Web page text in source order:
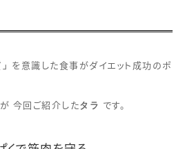
を意識した食事がダイエット成功のポ
今回ご紹介したタラ です。